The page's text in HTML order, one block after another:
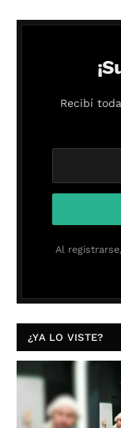
Recibí
Al
¿YA LO VISTE?